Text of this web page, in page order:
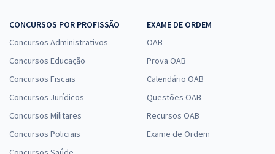
CONCURSOS POR PROFISSÃO
Concursos Administrativos
Concursos Educação
Concursos Fiscais
Concursos Jurídicos
Concursos Militares
Concursos Policiais
EXAME DE ORDEM
OAB
Prova OAB
Calendário OAB
Questões OAB
Recursos OAB
Exame de Ordem